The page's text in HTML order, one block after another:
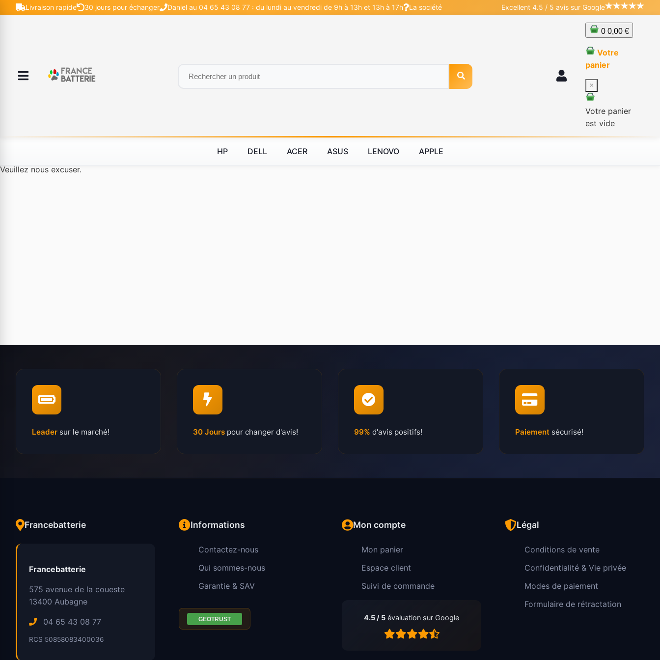
Livraison rapide 30 jours pour échanger Daniel au 04 65 43 08 77 : du lundi au vendredi de 9h à 13h et 13h à 17h La société Excellent 4.5 / 5 avis sur Google
0 0,00 €
Votre
panier
×
Votre panier
est vide
HP DELL ACER ASUS LENOVO APPLE
Veuillez nous excuser.
Leader sur le marché! 30 Jours pour changer d'avis! 99% d'avis positifs! Paiement sécurisé!
Francebatterie
Francebatterie
575 avenue de la coueste
13400 Aubagne
04 65 43 08 77
RCS 50858083400036
Informations
Contactez-nous
Qui sommes-nous
Garantie & SAV
Mon compte
Mon panier
Espace client
Suivi de commande
4.5 / 5 évaluation sur Google
Légal
Conditions de vente
Confidentialité & Vie privée
Modes de paiement
Formulaire de rétractation